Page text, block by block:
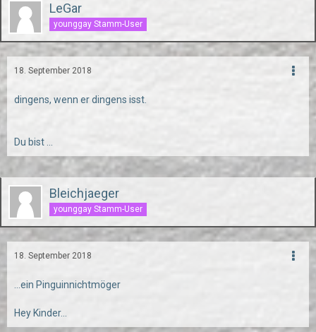
LeGar
younggay Stamm-User
18. September 2018
dingens, wenn er dingens isst.
Du bist ...
Bleichjaeger
younggay Stamm-User
18. September 2018
...ein Pinguinnichtmöger
Hey Kinder...